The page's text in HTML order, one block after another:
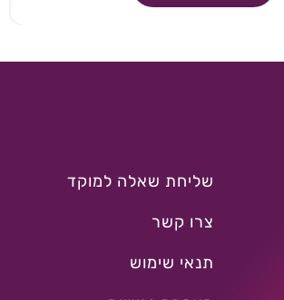
שליחת שאלה למוקד
צרו קשר
תנאי שימוש